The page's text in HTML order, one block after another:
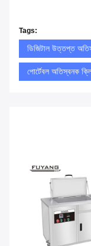
Tags:
ডিজিটাল উত্তপ্ত
পোর্টেবল অতিস্বনক